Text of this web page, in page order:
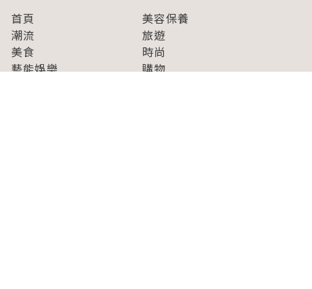
首頁
美容保養
潮流
旅遊
美食
時尚
藝能娛樂
購物